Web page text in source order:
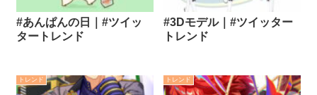
#あんぱんの日｜#ツイッ
タートレンド
#3Dモデル｜#ツイッター
トレンド
トレンド トレンド